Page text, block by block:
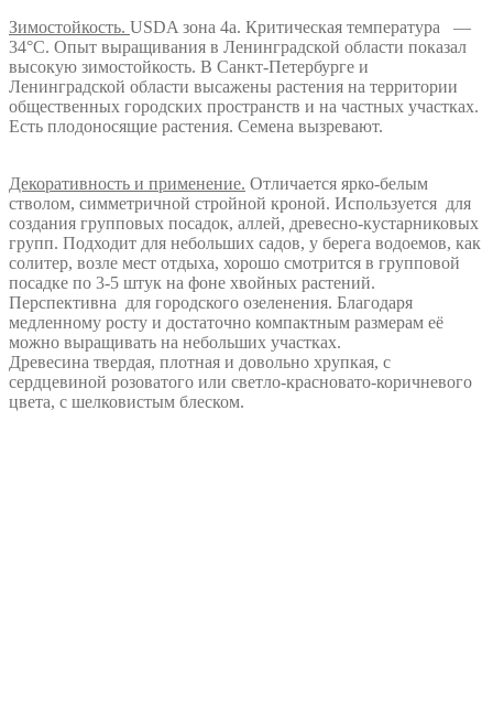
Зимостойкость. USDA зона 4а. Критическая температура —
34°С. Опыт выращивания в Ленинградской области показал
высокую зимостойкость. В Санкт-Петербурге и
Ленинградской области высажены растения на территории
общественных городских пространств и на частных участках.
Есть плодоносящие растения. Семена вызревают.
Декоративность и применение. Отличается ярко-белым
стволом, симметричной стройной кроной. Используется для
создания групповых посадок, аллей, древесно-кустарниковых
групп. Подходит для небольших садов, у берега водоемов, как
солитер, возле мест отдыха, хорошо смотрится в групповой
посадке по 3-5 штук на фоне хвойных растений.
Перспективна для городского озеленения. Благодаря
медленному росту и достаточно компактным размерам её
можно выращивать на небольших участках.
Древесина твердая, плотная и довольно хрупкая, с
сердцевиной розоватого или светло-красновато-коричневого
цвета, с шелковистым блеском.